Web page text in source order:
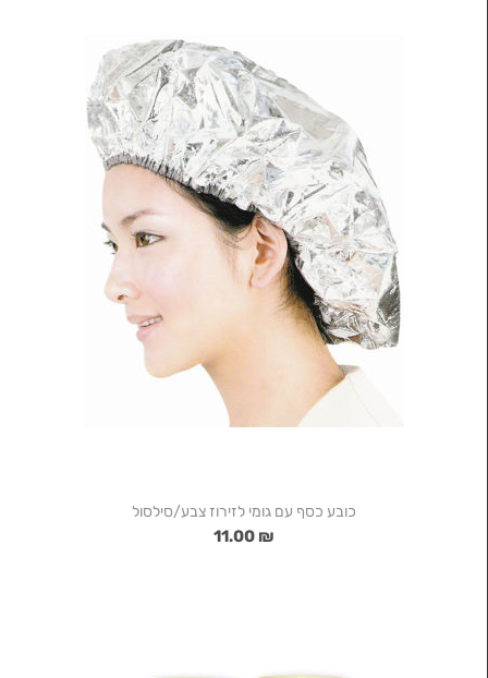
כובע כסף עם גומי לזירוז צבע/סילסול
₪ 11.00